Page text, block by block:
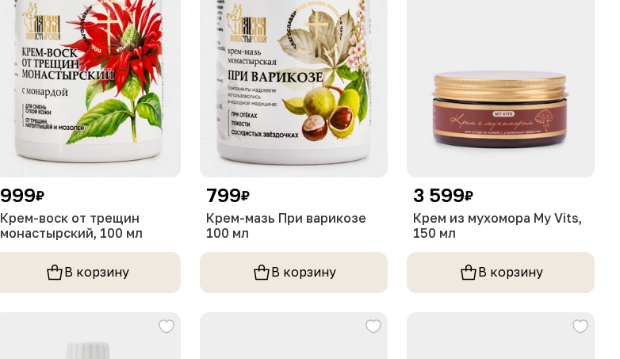
999₽
Крем-воск от трещин
монастырский, 100 мл
В корзину
799₽
Крем-мазь При варикозе
100 мл
В корзину
3 599₽
Крем из мухомора My Vits,
150 мл
В корзину